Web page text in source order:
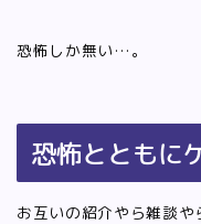
恐怖しか無い…。
恐怖とともに
お互いの紹介やら雑談や